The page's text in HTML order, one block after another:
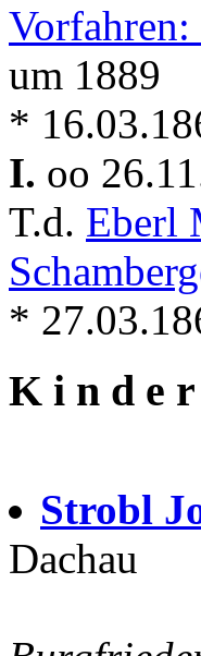
um 1889
*
I. oo
T.d. Eberl
*
K i n d e
Strobl
Dachau